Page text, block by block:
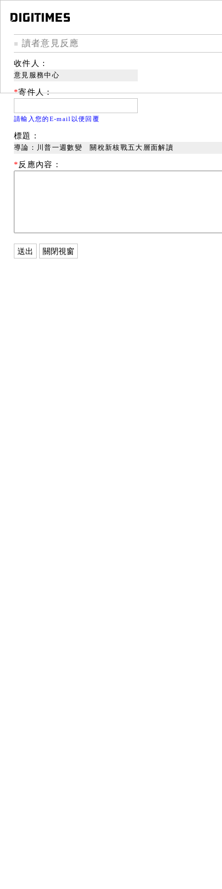
■ 讀者意見反應
收件人：
意見服務中心
*寄件人：
請輸入您的E-mail以便回覆
標題：
導論：川普一週數變 關稅新核戰五大層面解讀
* 反應內容：